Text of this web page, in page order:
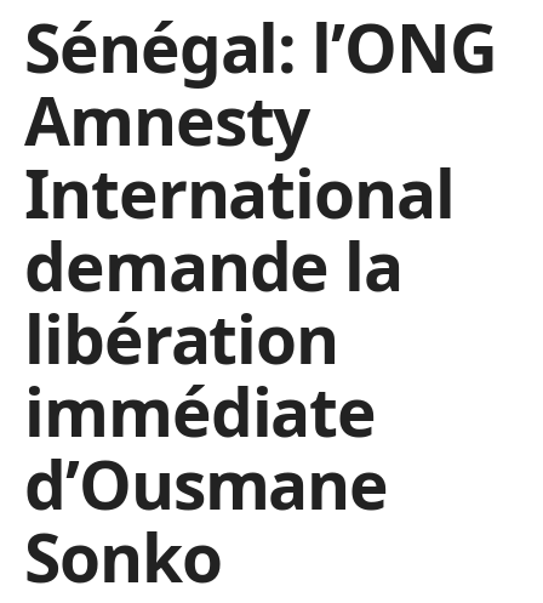
Sénégal: l’ONG
Amnesty
International
demande la
libération
immédiate
d’Ousmane
Sonko